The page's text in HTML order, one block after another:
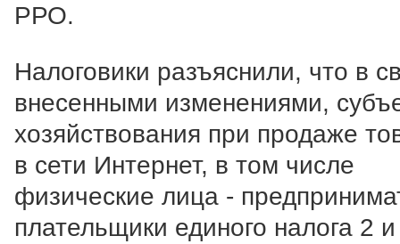
РРО.
Налоговики разъяснили, что в
внесенными изменениями,
хозяйствования при продаже
в сети Интернет, в том числе
физические лица -
плательщики единого налога 2